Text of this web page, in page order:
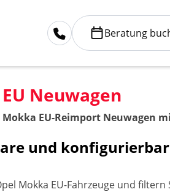
Beratung
Neuwagen
Mokka EU-Reimport Neuwagen
und
Mokka EU-Fahrzeuge und filtern